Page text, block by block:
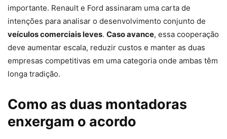
importante. Renault e Ford assinaram uma carta de
intenções para analisar o desenvolvimento conjunto de
veículos comerciais leves. Caso avance, essa cooperação
deve aumentar escala, reduzir custos e manter as duas
empresas competitivas em uma categoria onde ambas têm
longa tradição.
Como as duas montadoras
enxergam o acordo